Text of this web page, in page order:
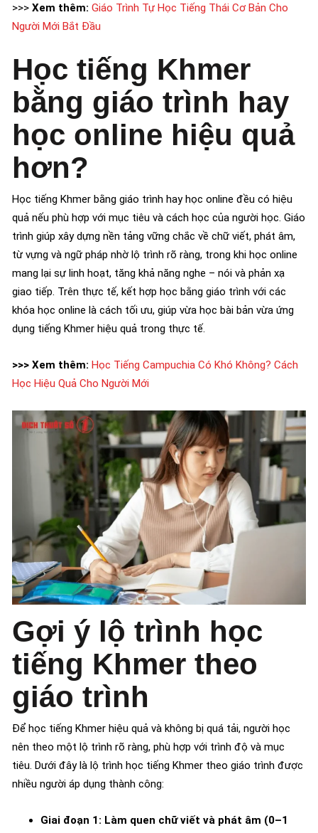
>>> Xem thêm: Giáo Trình Tự Học Tiếng Thái Cơ Bản Cho
Người Mới Bắt Đầu
Học tiếng Khmer
bằng giáo trình hay
học online hiệu quả
hơn?
Học tiếng Khmer bằng giáo trình hay học online đều có hiệu
quả nếu phù hợp với mục tiêu và cách học của người học. Giáo
trình giúp xây dựng nền tảng vững chắc về chữ viết, phát âm,
từ vựng và ngữ pháp nhờ lộ trình rõ ràng, trong khi học online
mang lại sự linh hoạt, tăng khả năng nghe – nói và phản xạ
giao tiếp. Trên thực tế, kết hợp học bằng giáo trình với các
khóa học online là cách tối ưu, giúp vừa học bài bản vừa ứng
dụng tiếng Khmer hiệu quả trong thực tế.
>>> Xem thêm: Học Tiếng Campuchia Có Khó Không? Cách
Học Hiệu Quả Cho Người Mới
Gợi ý lộ trình học
tiếng Khmer theo
giáo trình
Để học tiếng Khmer hiệu quả và không bị quá tải, người học
nên theo một lộ trình rõ ràng, phù hợp với trình độ và mục
tiêu. Dưới đây là lộ trình học tiếng Khmer theo giáo trình được
nhiều người áp dụng thành công:
Giai đoạn 1: Làm quen chữ viết và phát âm (0–1